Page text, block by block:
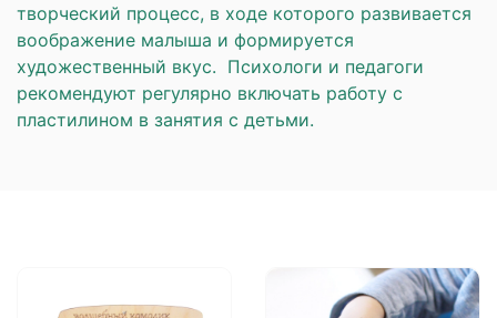
творческий процесс, в ходе которого развивается
воображение малыша и формируется
художественный вкус. Психологи и педагоги
рекомендуют регулярно включать работу с
пластилином в занятия с детьми.